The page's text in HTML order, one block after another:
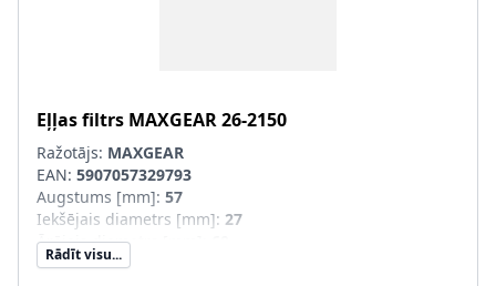
Eļļas filtrs MAXGEAR26-2150
Ražotājs: MAXGEAR
EAN: 5907057329793
Augstums [mm]: 57
Iekšējais diametrs [mm]: 27
Ārējais diametrs [mm]
Filtra izpildījums
Rādīt visu...